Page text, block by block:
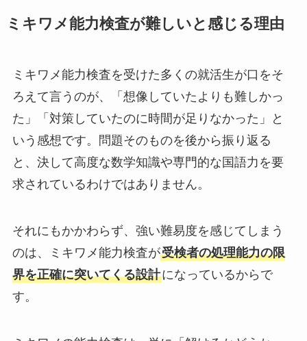
ミキワメ能力検査が難しいと感じる理由
ミキワメ能力検査を受けた多くの就活生が口をそ
ろえて言うのが、「想像していたよりも難しかっ
た」「対策していたのに時間が足りなかった」と
いう感想です。問題そのものを後から振り返る
と、決して高度な数学知識や専門的な国語力を要
求されているわけではありません。
それにもかかわらず、強い難易度を感じてしまう
のは、ミキワメ能力検査が受検者の処理能力の限
界を正確に突いてくる設計になっているからで
す。